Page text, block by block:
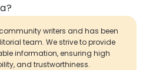
writers and has been
team. We strive to provide
information, ensuring high
and trustworthiness.